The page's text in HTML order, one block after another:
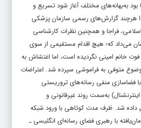
بود به‌بهانه‌های مختلف آغاز شود تسریع و
هرچند گزارش‌های رسمی سازمان پزشکی
فراجا و همچنین نظرات کارشناسی
می‌داد که؛ هیچ اقدام مستقیمی از سوی
خانم امینی نگردیده است، اما اغتشاش به
موضوع متوفی به فراموشی سپرده شد. اعتراضات
فضاسازی منفی رسانه‌های تروریستی
به‌سمت روند غیرقانونی و
شد. ظرف مدت کوتاهی با ورود شبکه
با رهبری فضای رسانه­‌ای انگلیسی ـ